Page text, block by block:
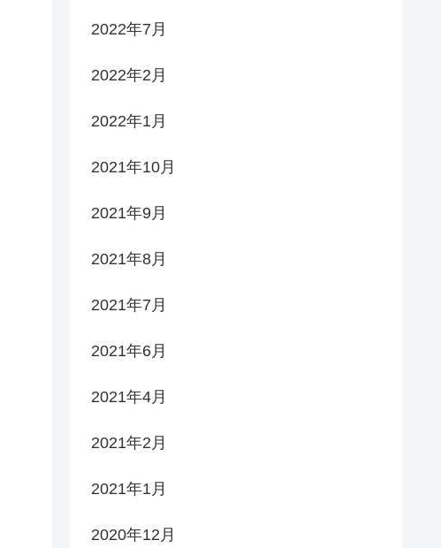
2022年7月
2022年2月
2022年1月
2021年10月
2021年9月
2021年8月
2021年7月
2021年6月
2021年4月
2021年2月
2021年1月
2020年12月